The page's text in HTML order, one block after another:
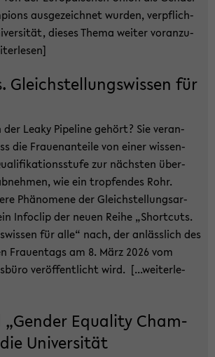
aus­ge­zeich­net wur­den, ver­pflich­
die­ses Thema wei­ter vor­an­zu­
Gleich­stel­lungs­wis­sen für
der Leaky Pipe­line ge­hört? Sie ver­an­
die Frau­en­an­tei­le von einer wis­sen­
zur nächs­ten über­
wie ein trop­fen­des Rohr.
Phä­no­me­ne der Gleich­stel­lungs­ar­
In­fo­clip der neuen Reihe „Short­cuts.
für alle“ nach, der an­läss­lich des
Frau­en­tags am 8. März 2026 vom
ver­öf­fent­licht wird. [...wei­ter­le­
„Gen­der Equa­li­ty Cham­
Uni­ver­si­tät